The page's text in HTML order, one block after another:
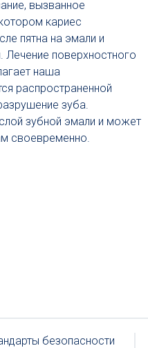
вызванное
кариес
пятна на эмали и
поверхностного
наша
распространенной
зуба.
зубной эмали и может
своевременно.
безопасности